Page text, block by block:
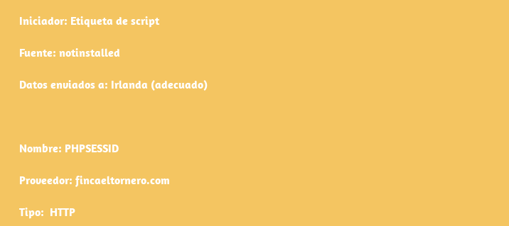
Iniciador: Etiqueta de script
Fuente: notinstalled
Datos enviados a: Irlanda (adecuado)
Nombre: PHPSESSID
Proveedor: fincaeltornero.com
Tipo: HTTP